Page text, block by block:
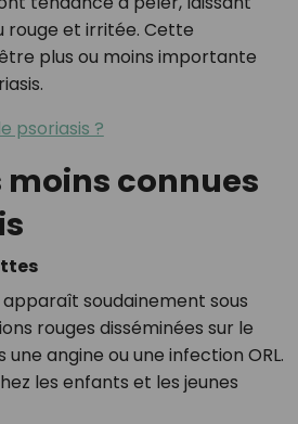
et irritée. Cette
plus ou moins importante
psoriasis ?
moins connues
soudainement sous
rouges disséminées sur le
angine ou une infection ORL.
les enfants et les jeunes